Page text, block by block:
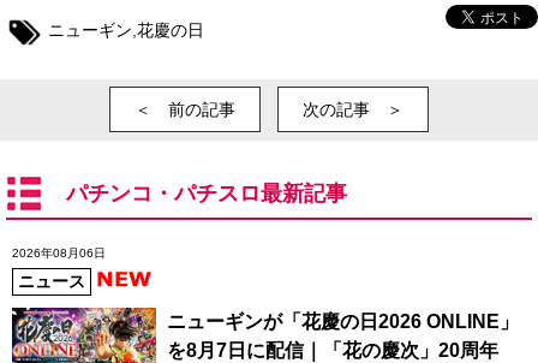
ニューギン,花慶の日
＜ 前の記事 次の記事 ＞
パチンコ・パチスロ最新記事
2026年08月06日
ニュース
ニューギンが「花慶の日2026 ONLINE」
を8月7日に配信｜「花の慶次」20周年